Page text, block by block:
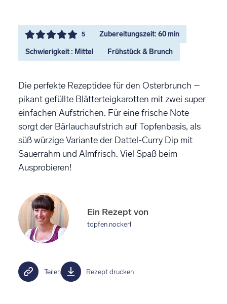
5 Zubereitungszeit: 60 min
Schwierigkeit : Mittel Frühstück & Brunch
Die perfekte Rezeptidee für den Osterbrunch –
pikant gefüllte Blätterteigkarotten mit zwei super
einfachen Aufstrichen. Für eine frische Note
sorgt der Bärlauchaufstrich auf Topfenbasis, als
süß würzige Variante der Dattel-Curry Dip mit
Sauerrahm und Almfrisch. Viel Spaß beim
Ausprobieren!
Ein Rezept von
topfen.nockerl
Teilen Rezept drucken